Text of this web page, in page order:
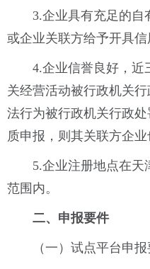
3.企业具有充足的自
或企业关联方给予开具信
4.企业信誉良好，近
关经营活动被行政机关
法行为被行政机关行政
质申报，则其关联方企业
5.企业注册地点在天
范围内。
二、申报要件
（一）试点平台申